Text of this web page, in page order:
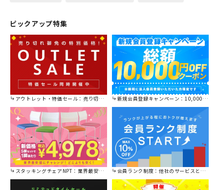
ピックアップ特集
アウトレット・特価セール：売り切れ御免の特別価格！ 新規会員登録キャンペーン：10,000円OFFクーポン進呈中！
スタッキングチェアNPT：業界最安値に挑戦！ 会員ランク制度：他社のサービスと比較してください。